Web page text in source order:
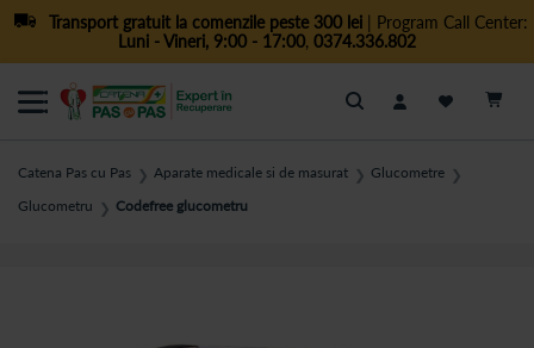
Transport gratuit la comenzile peste 300 lei| Program Call Center:
Luni - Vineri, 9:00 - 17:00, 0374.336.802
Cautare
Catena Pas cu Pas ❯ Aparate medicale si de masurat ❯ Glucometre ❯
Glucometru ❯ Codefree glucometru